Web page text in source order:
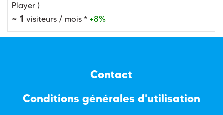
Player )
~ 1 visiteurs / mois * +8%
Contact
Conditions générales d'utilisation